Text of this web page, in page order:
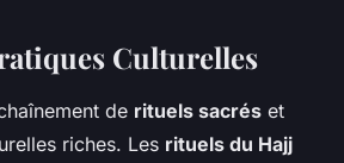
Culturelles
de rituels sacrés et
riches. Les rituels du Hajj